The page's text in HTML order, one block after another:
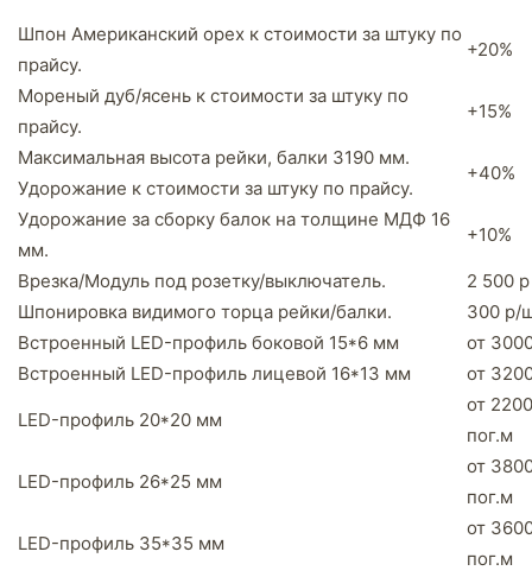
Шпон Американский орех к стоимости за штуку по
прайсу.
+20%
Мореный дуб/ясень к стоимости за штуку по
прайсу.
+15%
Максимальная высота рейки, балки 3190 мм.
Удорожание к стоимости за штуку по прайсу.
+40%
Удорожание за сборку балок на толщине МДФ 16
мм.
+10%
Врезка/Модуль под розетку/выключатель.
2 500 р
Шпонировка видимого торца рейки/балки.
300 р/
Встроенный LED-профиль боковой 15*6 мм
от
Встроенный LED-профиль лицевой 16*13 мм
от
LED-профиль 20*20 мм
от
пог.м
LED-профиль 26*25 мм
от
пог.м
LED-профиль 35*35 мм
от
пог.м